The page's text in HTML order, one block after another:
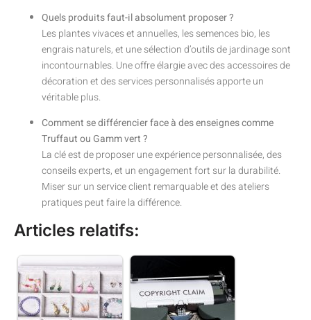
Quels produits faut-il absolument proposer ?
Les plantes vivaces et annuelles, les semences bio, les
engrais naturels, et une sélection d’outils de jardinage sont
incontournables. Une offre élargie avec des accessoires de
décoration et des services personnalisés apporte un
véritable plus.
Comment se différencier face à des enseignes comme
Truffaut ou Gamm vert ?
La clé est de proposer une expérience personnalisée, des
conseils experts, et un engagement fort sur la durabilité.
Miser sur un service client remarquable et des ateliers
pratiques peut faire la différence.
Articles relatifs: